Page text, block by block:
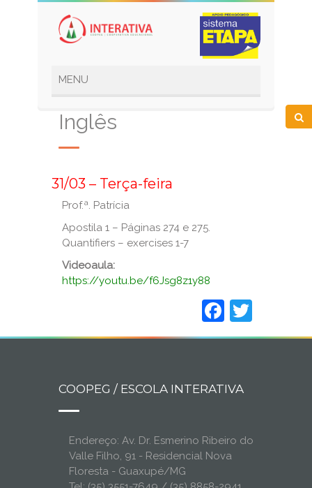
Inglês
31/03 – Terça-feira
Prof.ª. Patrícia
Apostila 1 – Páginas 274 e 275.
Quantifiers – exercises 1-7
Videoaula:
https://youtu.be/f6Jsg8z1y88
COOPEG / ESCOLA INTERATIVA
Endereço: Av. Dr. Esmerino Ribeiro do
Valle Filho, 91 - Residencial Nova
Floresta - Guaxupé/MG